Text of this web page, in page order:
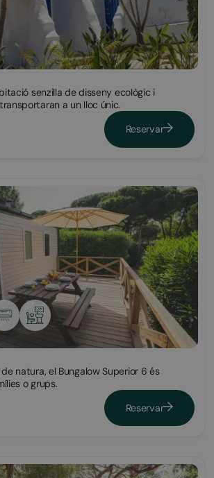
senzilla de disseny ecològic i
a un lloc únic.
Reservar
natura, el Bungalow Superior 6 és
o grups.
Reservar